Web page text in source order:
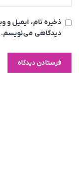
ذخیره نام، ایمیل و
دیدگاهی می‌نویسم.